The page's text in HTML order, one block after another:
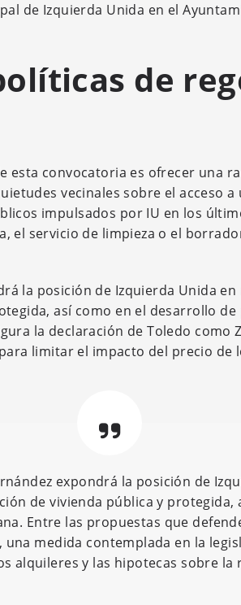
de Izquierda Unida en el
de
esta convocatoria es ofrecer una
vecinales sobre el acceso a
impulsados por IU en los
el servicio de limpieza o el
la posición de Izquierda Unida
así como en el desarrollo
la declaración de Toledo como
limitar el impacto del precio de
expondrá la posición de
de vivienda pública y protegida,
Entre las propuestas que
una medida contemplada en la
alquileres y las hipotecas sobre la